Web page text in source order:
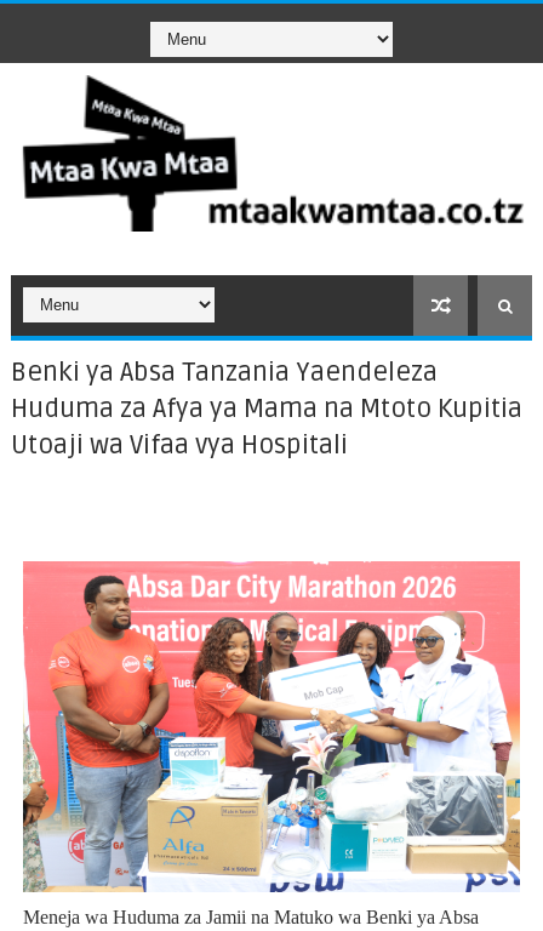
Benki ya Absa Tanzania Yaendeleza
Huduma za Afya ya Mama na Mtoto Kupitia
Utoaji wa Vifaa vya Hospitali
Meneja wa Huduma za Jamii na Matuko wa Benki ya Absa